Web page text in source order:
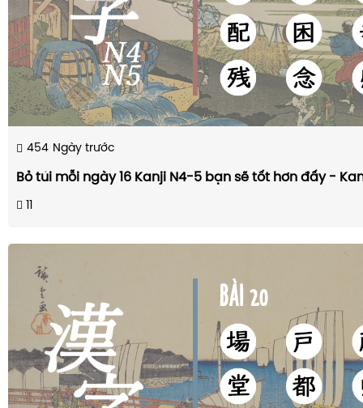
454 Ngày trước
Bỏ túi mỗi ngày 16 Kanji N4-5 bạn sẽ tốt hơn đấy -
11